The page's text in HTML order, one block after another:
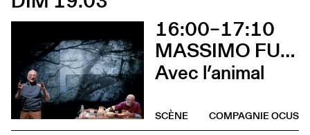
16:00–17:10
MASSIMO FURLAN & CLAIRE DE RIBAUPIERRE
Avec l’animal
COMPAGNIE OCUS
SCÈNE